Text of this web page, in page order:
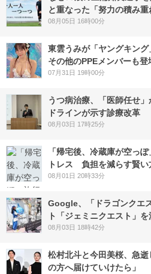
と重なった「努力の積み重
08月05日 16時00分
東雲うみが「ヤングキング
その他のPPEメンバーも登
07月31日 19時00分
うつ病治療、「医師任せ
ドラインが示す診療改革
08月03日 17時25分
「帰宅後、冷蔵庫が空っ
トレス 負担を減らす賢い
08月01日 20時33分
Google、「ドラゴンクエ
ト「ジェミニクエスト」
08月03日 18時42分
松村北斗と今田美桜、急
の方へ届けていけたら」